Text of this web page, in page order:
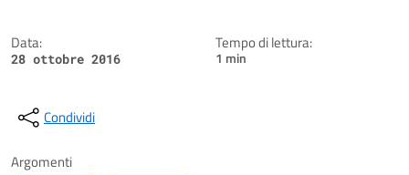
Data:
28 ottobre 2016
Tempo di lettura:
1 min
Condividi
Argomenti